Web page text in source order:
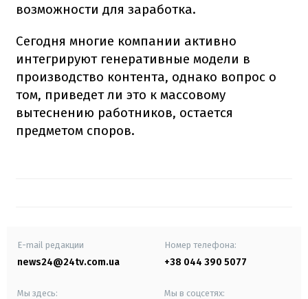
возможности для заработка.
Сегодня многие компании активно
интегрируют генеративные модели в
производство контента, однако вопрос о
том, приведет ли это к массовому
вытеснению работников, остается
предметом споров.
E-mail редакции
news24@24tv.com.ua
Номер телефона:
+38 044 390 5077
Мы здесь: Мы в соцсетях: